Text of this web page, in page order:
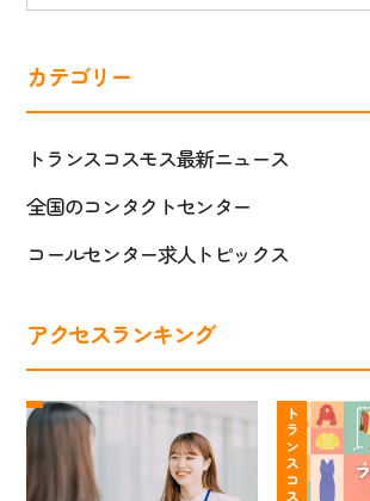
カテゴリー
トランスコスモス最新ニュース
全国のコンタクトセンター
コールセンター求人トピックス
アクセスランキング
ラ
コ
ト
ラ
ン
ス
コ
ス
ー
ル
セ
ン